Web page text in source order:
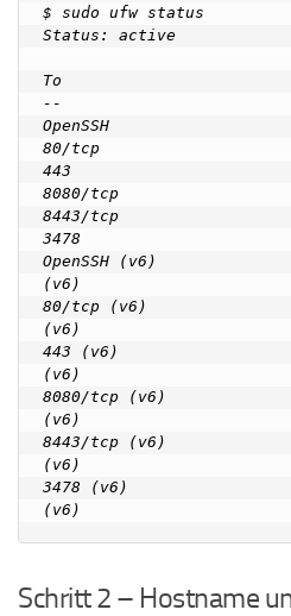
$ sudo ufw status
Status: active
To
--
OpenSSH
80/tcp
443
8080/tcp
8443/tcp
3478
OpenSSH (v6)
(v6)
80/tcp (v6)
(v6)
443 (v6)
(v6)
8080/tcp (v6)
(v6)
8443/tcp (v6)
(v6)
3478 (v6)
Schritt 2 – Hostname